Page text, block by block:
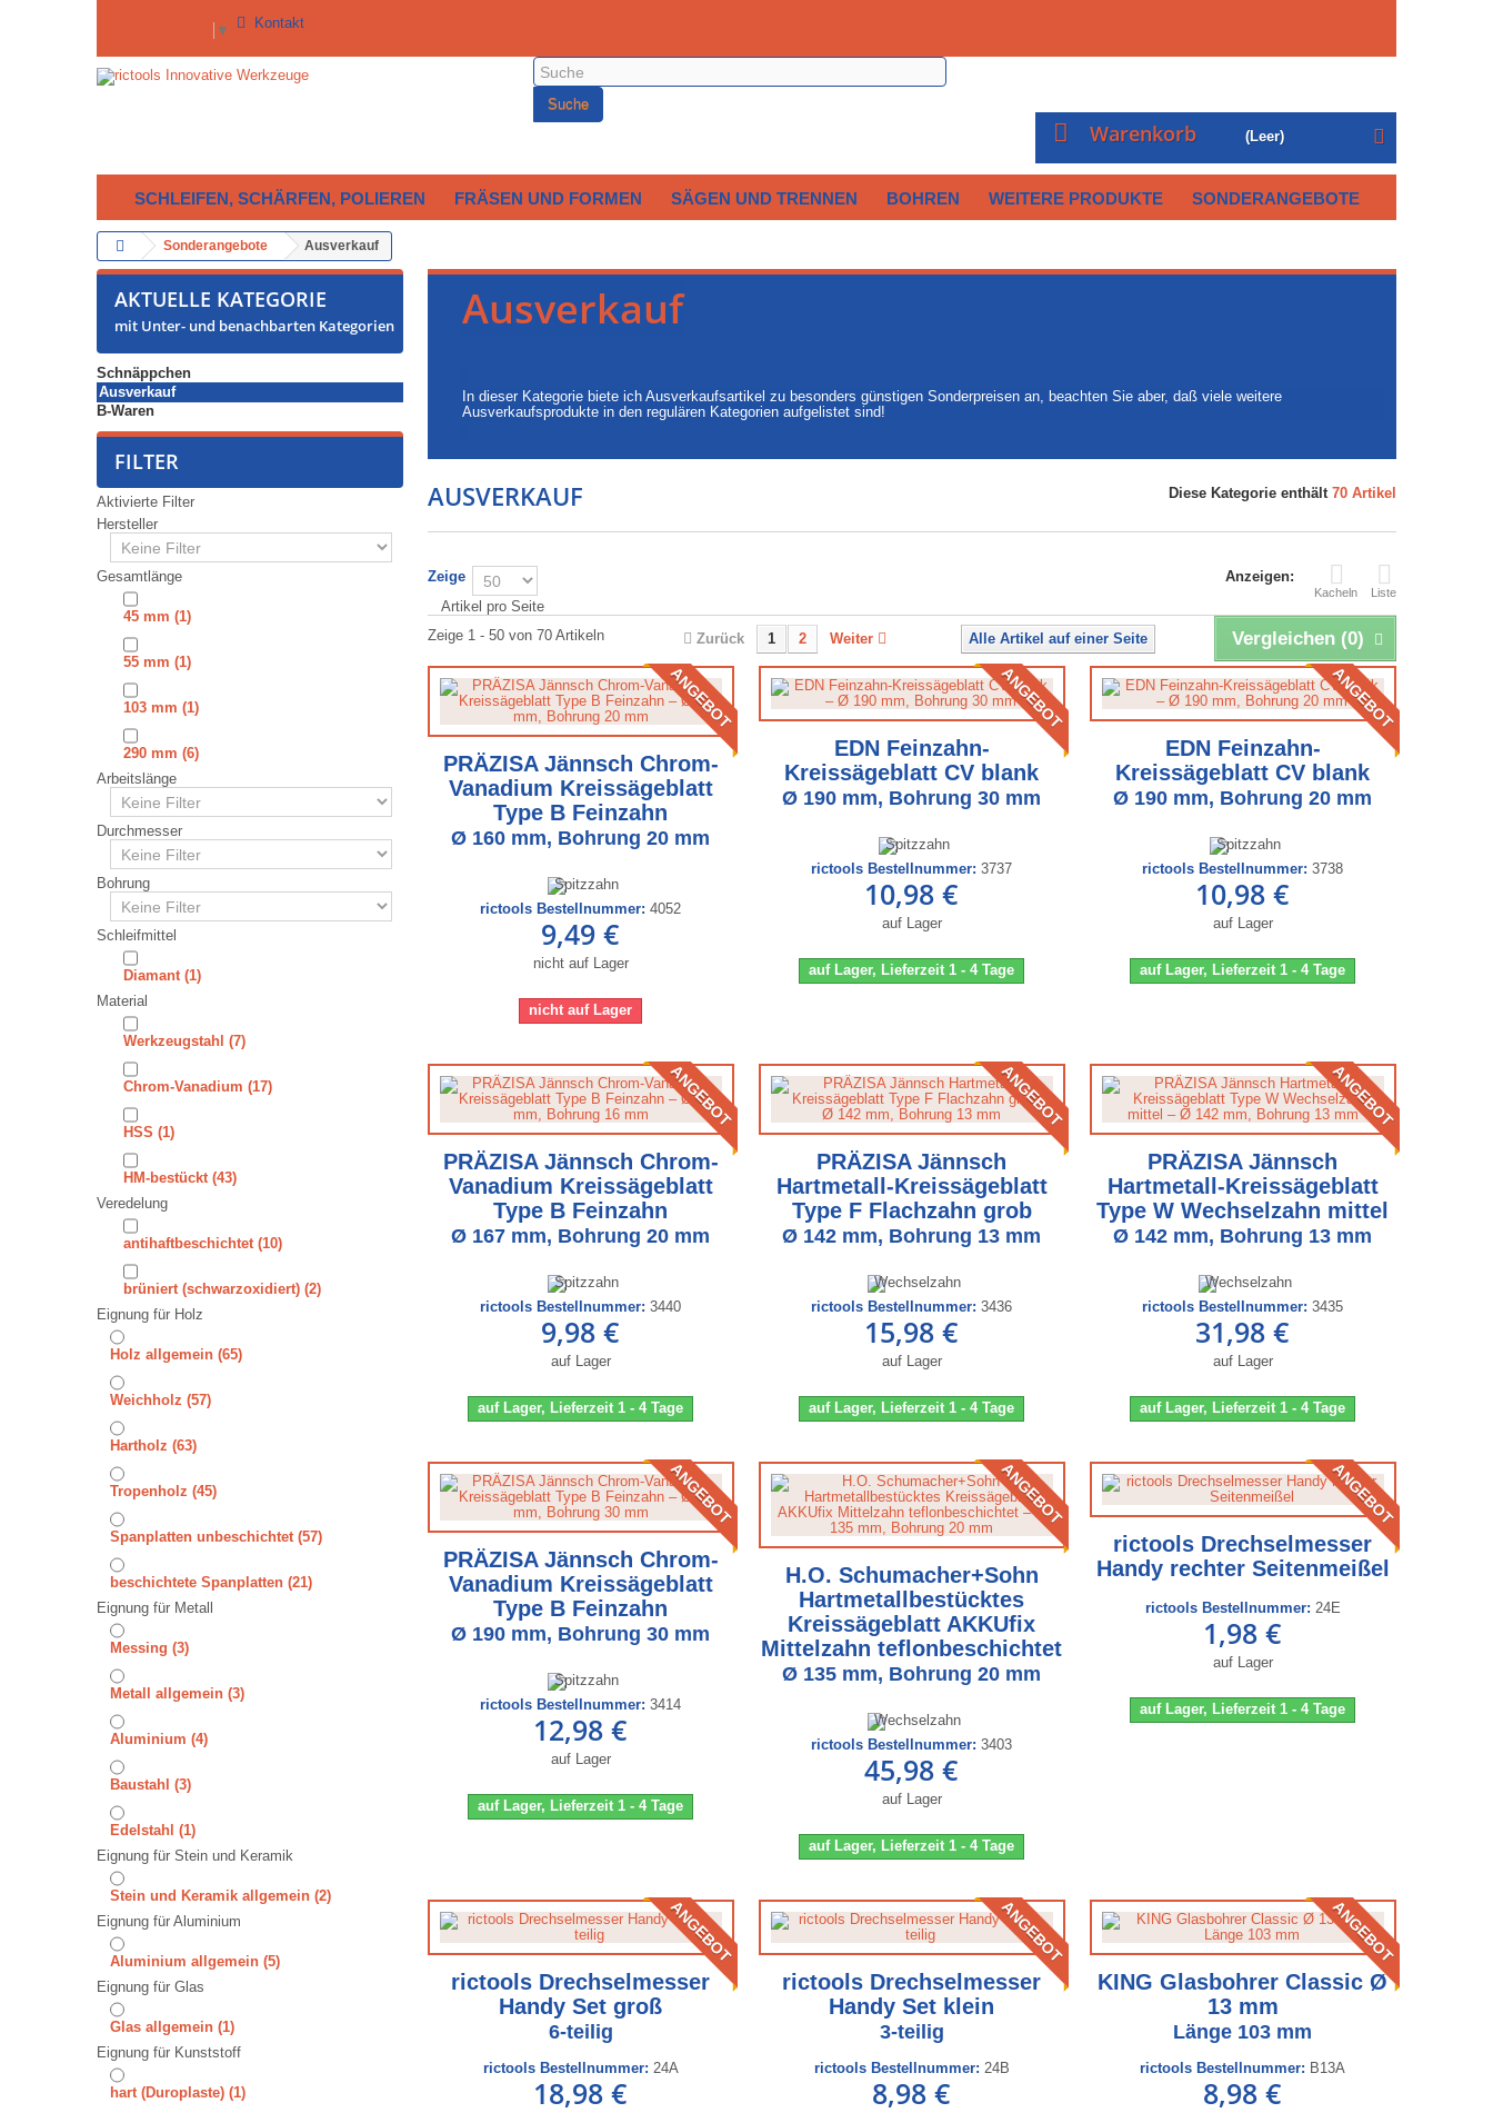
▼ Kontakt
Suche
Warenkorb (Leer)
SCHLEIFEN, SCHÄRFEN, POLIEREN FRÄSEN UND FORMEN SÄGEN UND TRENNEN BOHREN WEITERE PRODUKTE SONDERANGEBOTE
Sonderangebote Ausverkauf
AKTUELLE KATEGORIE
mit Unter- und benachbarten Kategorien
Schnäppchen
Ausverkauf
B-Waren
FILTER
Aktivierte Filter
Hersteller
Gesamtlänge
45 mm (1)
55 mm (1)
103 mm (1)
290 mm (6)
Arbeitslänge
Durchmesser
Bohrung
Schleifmittel
⁠⁠⁠⁠⁠⁠⁠⁠⁠⁠Diamant(1)
Material
⁠⁠Werkzeugstahl (7)
⁠⁠⁠⁠Chrom-Vanadium (17)
⁠⁠⁠⁠⁠⁠HSS (1)
⁠⁠⁠⁠⁠⁠⁠⁠HM-bestückt(43)
Veredelung
antihaftbeschichtet(10)
brüniert (schwarzoxidiert) (2)
Eignung für Holz
Holz allgemein (65)
⁠Weichholz (57)
⁠⁠⁠Hartholz (63)
⁠⁠⁠⁠⁠Tropenholz (45)
⁠⁠⁠⁠⁠⁠⁠⁠Spanplatten unbeschichtet(57)
⁠⁠⁠⁠⁠⁠⁠⁠⁠⁠beschichtete Spanplatten (21)
Eignung für Metall
Messing (3)
Metall allgemein (3)
⁠⁠⁠Aluminium (4)
⁠⁠⁠⁠⁠⁠Baustahl (3)
⁠⁠⁠⁠⁠⁠⁠⁠Edelstahl (1)
Eignung für Stein und Keramik
Stein und Keramik allgemein (2)
Eignung für Aluminium
Aluminium allgemein (5)
Eignung für Glas
Glas allgemein (1)
Eignung für Kunststoff
hart (Duroplaste) (1)
Ausverkauf
In dieser Kategorie biete ich Ausverkaufsartikel zu besonders günstigen Sonderpreisen an, beachten Sie aber, daß viele weitere
Ausverkaufsprodukte in den regulären Kategorien aufgelistet sind!
AUSVERKAUF Diese Kategorie enthält 70 Artikel
Anzeigen:
Kacheln Liste
Zeige
Artikel pro Seite
Vergleichen (0)
Alle Artikel auf einer Seite
Zurück 1 2 Weiter
Zeige 1 - 50 von 70 Artikeln
ANGEBOT
PRÄZISA Jännsch Chrom-
Vanadium Kreissägeblatt
Type B Feinzahn
Ø 160 mm, Bohrung 20 mm
rictools Bestellnummer:4052
9,49 €
nicht auf Lager
nicht auf Lager
ANGEBOT
EDN Feinzahn-
Kreissägeblatt CV blank
Ø 190 mm, Bohrung 30 mm
rictools Bestellnummer:3737
10,98 €
auf Lager
auf Lager, Lieferzeit 1 - 4 Tage
ANGEBOT
EDN Feinzahn-
Kreissägeblatt CV blank
Ø 190 mm, Bohrung 20 mm
rictools Bestellnummer:3738
10,98 €
auf Lager
auf Lager, Lieferzeit 1 - 4 Tage
ANGEBOT
PRÄZISA Jännsch Chrom-
Vanadium Kreissägeblatt
Type B Feinzahn
Ø 167 mm, Bohrung 20 mm
rictools Bestellnummer:3440
9,98 €
auf Lager
auf Lager, Lieferzeit 1 - 4 Tage
ANGEBOT
PRÄZISA Jännsch
Hartmetall-Kreissägeblatt
Type F Flachzahn grob
Ø 142 mm, Bohrung 13 mm
rictools Bestellnummer:3436
15,98 €
auf Lager
auf Lager, Lieferzeit 1 - 4 Tage
ANGEBOT
PRÄZISA Jännsch
Hartmetall-Kreissägeblatt
Type W Wechselzahn mittel
Ø 142 mm, Bohrung 13 mm
rictools Bestellnummer:3435
31,98 €
auf Lager
auf Lager, Lieferzeit 1 - 4 Tage
ANGEBOT
PRÄZISA Jännsch Chrom-
Vanadium Kreissägeblatt
Type B Feinzahn
Ø 190 mm, Bohrung 30 mm
rictools Bestellnummer:3414
12,98 €
auf Lager
auf Lager, Lieferzeit 1 - 4 Tage
ANGEBOT
H.O. Schumacher+Sohn
Hartmetallbestücktes
Kreissägeblatt AKKUfix
Mittelzahn teflonbeschichtet
Ø 135 mm, Bohrung 20 mm
rictools Bestellnummer:3403
45,98 €
auf Lager
auf Lager, Lieferzeit 1 - 4 Tage
ANGEBOT
rictools Drechselmesser
Handy rechter Seitenmeißel
rictools Bestellnummer: 24E
1,98 €
auf Lager
auf Lager, Lieferzeit 1 - 4 Tage
ANGEBOT
rictools Drechselmesser
Handy Set groß
6-teilig
rictools Bestellnummer: 24A
18,98 €
ANGEBOT
rictools Drechselmesser
Handy Set klein
3-teilig
rictools Bestellnummer: 24B
8,98 €
ANGEBOT
KING Glasbohrer Classic Ø
13 mm
Länge 103 mm
rictools Bestellnummer: B13A
8,98 €